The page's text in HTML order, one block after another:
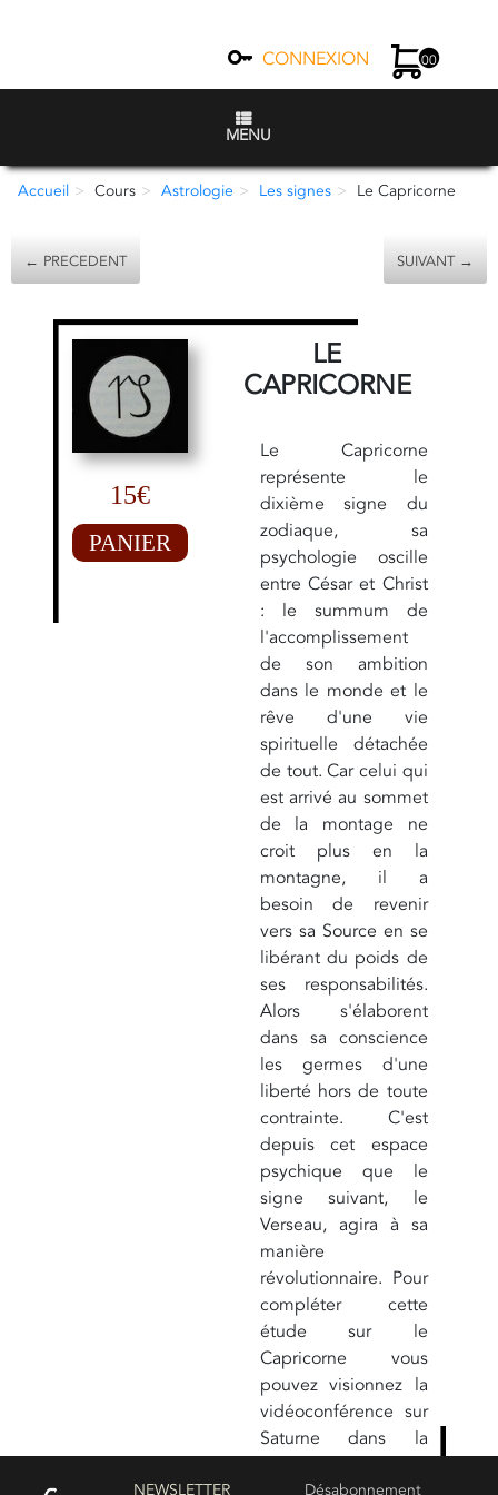
CONNEXION 00
MENU
Accueil Cours Astrologie Les signes Le Capricorne
← PRECEDENT SUIVANT →
15€
PANIER
LE
CAPRICORNE
Le Capricorne
représente le
dixième signe du
zodiaque, sa
psychologie oscille
entre César et Christ
: le summum de
l'accomplissement
de son ambition
dans le monde et le
rêve d'une vie
spirituelle détachée
de tout. Car celui qui
est arrivé au sommet
de la montage ne
croit plus en la
montagne, il a
besoin de revenir
vers sa Source en se
libérant du poids de
ses responsabilités.
Alors s'élaborent
dans sa conscience
les germes d'une
liberté hors de toute
contrainte. C'est
depuis cet espace
psychique que le
signe suivant, le
Verseau, agira à sa
manière
révolutionnaire. Pour
compléter cette
étude sur le
Capricorne vous
pouvez visionnez la
vidéoconférence sur
Saturne dans la
NEWSLETTER Désabonnement